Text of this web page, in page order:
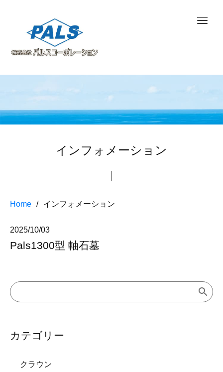
インフォメーション
Home インフォメーション
2025/10/03
Pals1300型 軸石墓
カテゴリー
クラウン